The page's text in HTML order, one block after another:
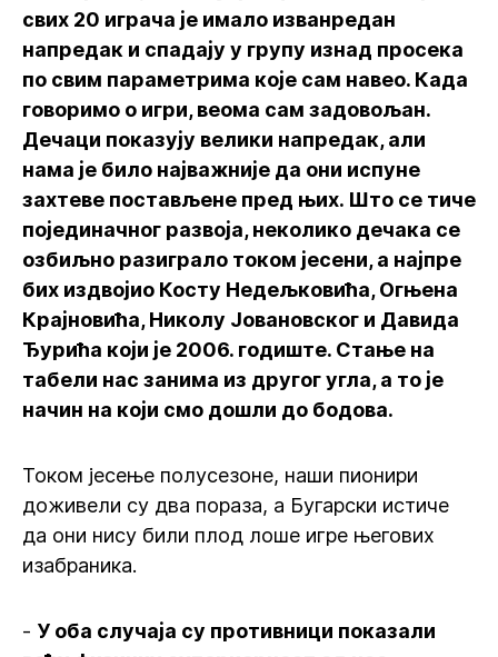
свих 20 играча је имало изванредан
напредак и спадају у групу изнад просека
по свим параметрима које сам навео. Када
говоримо о игри, веома сам задовољан.
Дечаци показују велики напредак, али
нама је било најважније да они испуне
захтеве постављене пред њих. Што се тиче
појединачног развоја, неколико дечака се
озбиљно разиграло током јесени, а најпре
бих издвојио Косту Недељковића, Огњена
Крајновића, Николу Јовановског и Давида
Ђурића који је 2006. годиште. Стање на
табели нас занима из другог угла, а то је
начин на који смо дошли до бодова.
Током јесење полусезоне, наши пионири
доживели су два пораза, а Бугарски истиче
да они нису били плод лоше игре његових
изабраника.
- У оба случаја су противници показали